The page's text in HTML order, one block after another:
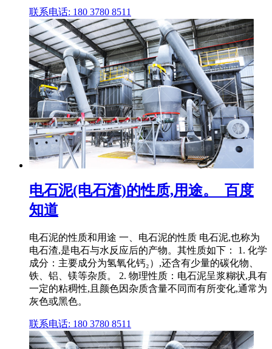
联系电话: 180 3780 8511
电石泥(电石渣)的性质,用途。_百度
知道
电石泥的性质和用途 一、电石泥的性质 电石泥,也称为
电石渣,是电石与水反应后的产物。其性质如下： 1. 化学
成分：主要成分为氢氧化钙₂）,还含有少量的碳化物、
铁、铝、镁等杂质。 2. 物理性质：电石泥呈浆糊状,具有
一定的粘稠性,且颜色因杂质含量不同而有所变化,通常为
灰色或黑色。
联系电话: 180 3780 8511